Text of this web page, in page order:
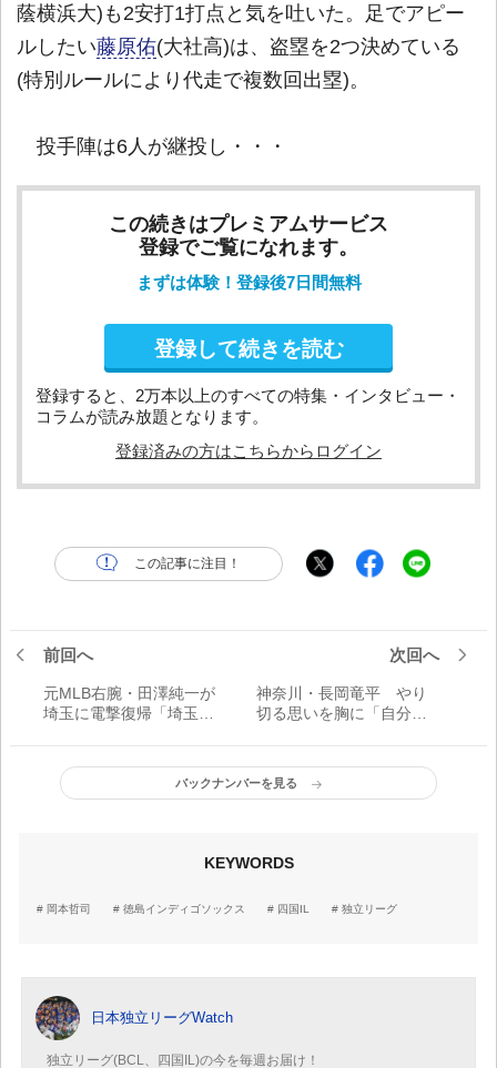
蔭横浜大)も2安打1打点と気を吐いた。足でアピー
ルしたい藤原佑(大社高)は、盗塁を2つ決めている
(特別ルールにより代走で複数回出塁)。
投手陣は6人が継投し・・・
この続きはプレミアムサービス
登録でご覧になれます。
まずは体験！登録後7日間無料
登録して続きを読む
登録すると、2万本以上のすべての特集・インタビュー・
コラムが読み放題となります。
登録済みの方はこちらからログイン
この記事に注目！
前回へ
元MLB右腕・田澤純一が
埼玉に電撃復帰「埼玉を
リーグ
次回へ
神奈川・長岡竜平 やり
切る思いを胸に「自分は
バックナンバーを見る
KEYWORDS
岡本哲司 徳島インディゴソックス 四国IL 独立リーグ
日本独立リーグWatch
独立リーグ(BCL、四国IL)の今を毎週お届け！